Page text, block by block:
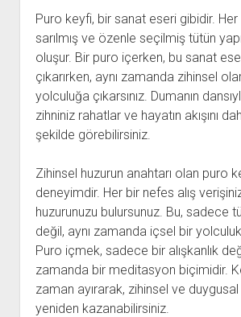
Puro keyfi, bir sanat eseri gibidir. Her
sarılmış ve özenle seçilmiş tütün
oluşur. Bir puro içerken, bu sanat
çıkarırken, aynı zamanda zihinsel
yolculuğa çıkarsınız. Dumanın
zihniniz rahatlar ve hayatın akışını
şekilde görebilirsiniz.
Zihinsel huzurun anahtarı olan puro
deneyimdir. Her bir nefes alış
huzurunuzu bulursunuz. Bu, sadece
değil, aynı zamanda içsel bir
Puro içmek, sadece bir alışkanlık
zamanda bir meditasyon biçimidir.
zaman ayırarak, zihinsel ve
yeniden kazanabilirsiniz.